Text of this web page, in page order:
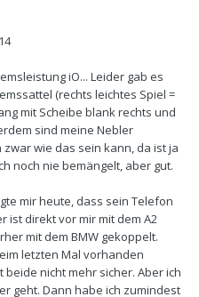
iO... Leider gab es
(rechts leichtes Spiel =
mit Scheibe blank rechts und
sind meine Nebler
wie das sein kann, da ist ja
noch nie bemängelt, aber gut.
mir heute, dass sein Telefon
ist direkt vor mir mit dem A2
mit dem BMW gekoppelt.
letzten Mal vorhanden
nicht mehr sicher. Aber ich
geht. Dann habe ich zumindest